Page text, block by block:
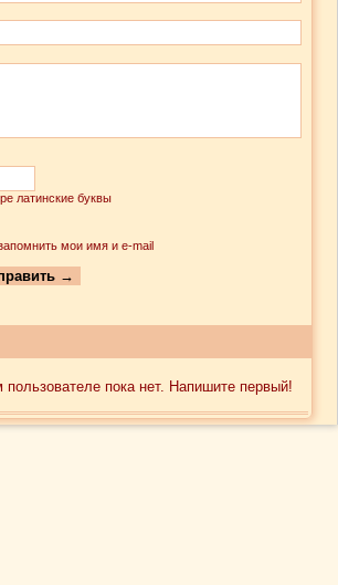
латинские буквы
мои имя и e-mail
пока нет. Напишите первый!